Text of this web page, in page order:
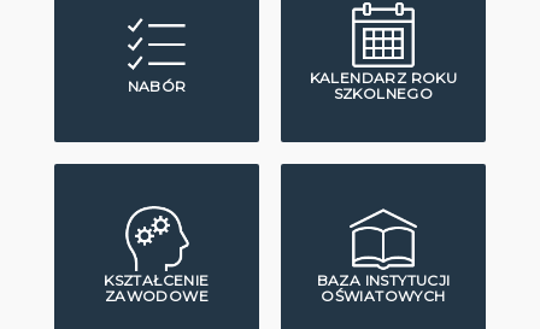
NABÓR
KALENDARZ ROKU
SZKOLNEGO
KSZTAŁCENIE
ZAWODOWE
BAZA INSTYTUCJI
OŚWIATOWYCH